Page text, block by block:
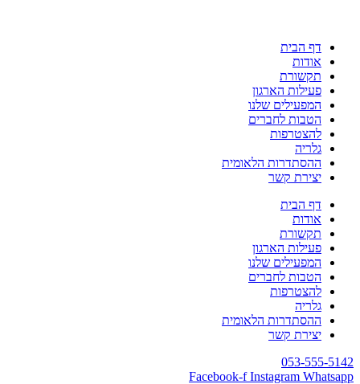
דף הבית
אודות
תקשורת
פעילות הארגון
המפעילים שלנו
הטבות לחברים
להצטרפות
גלריה
ההסתדרות הלאומית
יצירת קשר
דף הבית
אודות
תקשורת
פעילות הארגון
המפעילים שלנו
הטבות לחברים
להצטרפות
גלריה
ההסתדרות הלאומית
יצירת קשר
053-555-5142
Facebook-f Instagram Whatsapp